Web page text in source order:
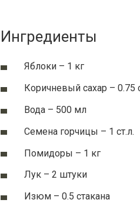
Ингредиенты
Яблоки – 1 кг
Коричневый сахар – 0.75
Вода – 500 мл
Семена горчицы – 1 ст.л.
Помидоры – 1 кг
Лук – 2 штуки
Изюм – 0.5 стакана